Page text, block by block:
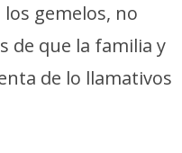
gemelos, no
de que la familia y
de lo llamativos